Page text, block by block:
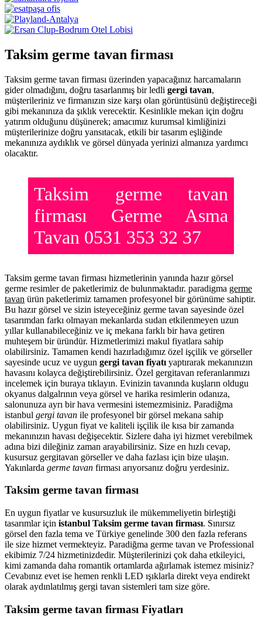
Taksim germe tavan firması
Taksim germe tavan firması üzerinden yapacağınız harcamaların
gider olmadığını, doğru tasarlanmış bir ledli gergi tavan,
müşterileriniz ve firmanızın size karşı olan görüntüsünü değiştireceği
gibi mekanınıza da şıklık verecektir. Kesinlikle mekan için doğru
yatırım olduğunu düşünerek; amacımız kurumsal kimliğinizi
müşterilerinize doğru yansıtacak, etkili bir tasarım eşliğinde
mekanınıza aydıklık ve görsel dünyada yerinizi almanıza yardımcı
olacaktır.
Taksim germe tavan
firması Germe Asma
Tavan 0531 353 32 37
Taksim germe tavan firması hizmetlerinin yanında hazır görsel
germe resimler de paketlerimiz de bulunmaktadır. paradigma germe
tavan ürün paketlerimiz tamamen profesyonel bir görünüme sahiptir.
Bu hazır görsel ve sizin isteyeceğiniz germe tavan sayesinde özel
tasarımdan farkı olmayan mekanlarda sudan etkilenmeyen uzun
yıllar kullanabileceğiniz ve iç mekana farklı bir hava getiren
muhteşem bir üründür. Hizmetlerimizi makul fiyatlara sahip
olabilirsiniz. Tamamen kendi hazırladığımız özel işçilik ve görseller
sayesinde ucuz ve uygun gergi tavan fiyatı yaptırarak mekanınızın
havasını kolayca değiştirebilirsiniz. Özel gergitavan referanlarımızı
incelemek için buraya tıklayın. Evinizin tavanında kuşların oldugu
okyanus dalgalrının veya görsel ve harika resimlerin odanıza,
salonunuza ayrı bir hava vermesini istemezmisiniz. Paradiğma
istanbul gergi tavan ile profesyonel bir görsel mekana sahip
olabilirsiniz. Uygun fiyat ve kaliteli işçilik ile kısa bir zamanda
mekanınızın havası değişecektir. Sizlere daha iyi hizmet verebilmek
adına bizi dileğiniz zaman arayabilirsiniz. Size en hızlı cevap,
kusursuz gergitavan görseller ve daha fazlası için bize ulaşın.
Yakınlarda germe tavan firması arıyorsanız doğru yerdesiniz.
Taksim germe tavan firması
En uygun fiyatlar ve kusursuzluk ile mükemmeliyetin birleştiği
tasarımlar için istanbul Taksim germe tavan firması. Sınırsız
görsel den fazla tema ve Türkiye genelinde 300 den fazla referans
ile size hizmet vermekteyiz. Paradiğma germe tavan ve Professional
ekibimiz 7/24 hizmetinizdedir. Müşterilerinizi çok daha etkileyici,
kimi zamanda daha romantik ortamlarda ağırlamak istemez misiniz?
Cevabınız evet ise hemen renkli LED ışıklarla direkt veya endirekt
olarak aydınlatılmış gergi tavan sistemleri tam size göre.
Taksim germe tavan firması Fiyatları